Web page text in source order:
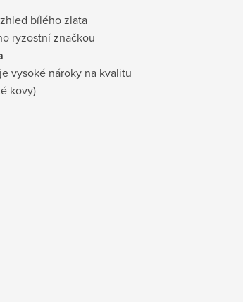
bílého zlata
ryzostní značkou
vysoké nároky na kvalitu
kovy)